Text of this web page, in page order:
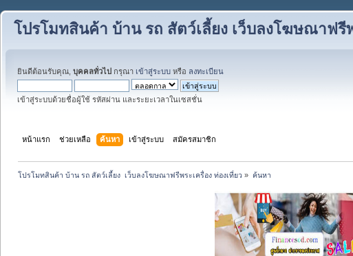
โปรโมทสินค้า บ้าน รถ สัตว์เลี้ยง เว็บลงโฆษณาฟรีพ
ยินดีต้อนรับคุณ, บุคคลทั่วไป กรุณา เข้าสู่ระบบ หรือ ลงทะเบียน
เข้าสู่ระบบด้วยชื่อผู้ใช้ รหัสผ่าน และระยะเวลาในเซสชั่น
หน้าแรก ช่วยเหลือ ค้นหา เข้าสู่ระบบ สมัครสมาชิก
โปรโมทสินค้า บ้าน รถ สัตว์เลี้ยง  เว็บลงโฆษณาฟรีพระเครื่อง ท่องเที่ยว » ค้นหา